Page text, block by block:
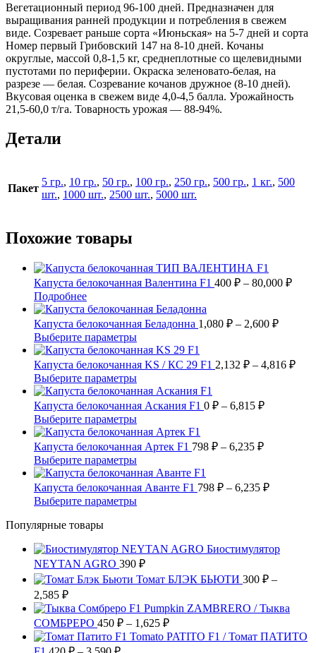
Вегетационный период 96-100 дней. Предназначен для
выращивания ранней продукции и потребления в свежем
виде. Созревает раньше сорта «Июньская» на 5-7 дней и сорта
Номер первый Грибовский 147 на 8-10 дней. Кочаны
округлые, массой 0,8-1,5 кг, среднеплотные со щелевидными
пустотами по периферии. Окраска зеленовато-белая, на
разрезе — белая. Созревание кочанов дружное (8-10 дней).
Вкусовая оценка в свежем виде 4,0-4,5 балла. Урожайность
21,5-60,0 т/га. Товарность урожая — 88-94%.
Детали
Пакет
5 гр., 10 гр., 50 гр., 100 гр., 250 гр., 500 гр., 1 кг., 500
шт., 1000 шт., 2500 шт., 5000 шт.
Похожие товары
Капуста белокочанная Валентина F1 400 ₽ – 80,000 ₽
ПодробнееЭтот
товар
имеет
несколько
вариаций.
Опции
можно
выбрать
на
странице
товара.
Капуста белокочанная Беладонна 1,080 ₽ – 2,600 ₽
–
Выберите параметрыЭтот
товар
имеет
несколько
вариаций.
Опции
можно
выбрать
на
странице
товара.
Капуста белокочанная KS / КС 29 F1 2,132 ₽ – 4,816 ₽
Выберите параметрыЭтот
товар
имеет
несколько
вариаций.
Опции
можно
выбрать
на
странице
товара.
Капуста белокочанная Аскания F1 0 ₽ – 6,815 ₽Диапазон
Выберите параметрыЭтот
товар
имеет
несколько
вариаций.
Опции
можно
выбрать
товара.
Капуста белокочанная Артек F1 798 ₽ – 6,235 ₽Диапазон
–
Выберите параметрыЭтот
товар
имеет
несколько
вариаций.
выбрать
на
странице
товара.
Капуста белокочанная Аванте F1 798 ₽ – 6,235 ₽Диапазон
Выберите параметрыЭтот
вариаций.
Опции
можно
на
странице
товара.
Популярные товары
Биостимулятор
NEYTAN AGRO 390 ₽
Томат БЛЭК БЬЮТИ 300 ₽ –
2,585 ₽Диапазон
цен:
300 ₽
–
2,585 ₽
Pumpkin ZAMBRERO / Тыква
СОМБРЕРО 450 ₽ – 1,625 ₽Диапазон
цен:
Tomato PATITO F1 / Томат ПАТИТО
Диапазон